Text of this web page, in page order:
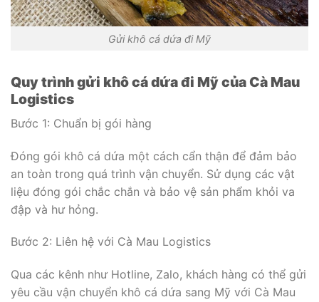
Gửi khô cá dứa đi Mỹ
Quy trình gửi khô cá dứa đi Mỹ của Cà Mau
Logistics
Bước 1: Chuẩn bị gói hàng
Đóng gói khô cá dứa một cách cẩn thận để đảm bảo
an toàn trong quá trình vận chuyển. Sử dụng các vật
liệu đóng gói chắc chắn và bảo vệ sản phẩm khỏi va
đập và hư hỏng.
Bước 2: Liên hệ với Cà Mau Logistics
Qua các kênh như Hotline, Zalo, khách hàng có thể gửi
yêu cầu vận chuyển khô cá dứa sang Mỹ với Cà Mau